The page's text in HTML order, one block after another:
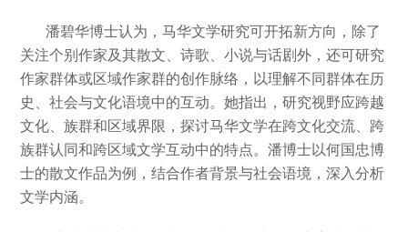
潘碧华博士认为，马华文学研究可开拓新方向，除了
关注个别作家及其散文、诗歌、小说与话剧外，还可研究
作家群体或区域作家群的创作脉络，以理解不同群体在历
史、社会与文化语境中的互动。她指出，研究视野应跨越
文化、族群和区域界限，探讨马华文学在跨文化交流、跨
族群认同和跨区域文学互动中的特点。潘博士以何国忠博
士的散文作品为例，结合作者背景与社会语境，深入分析
文学内涵。